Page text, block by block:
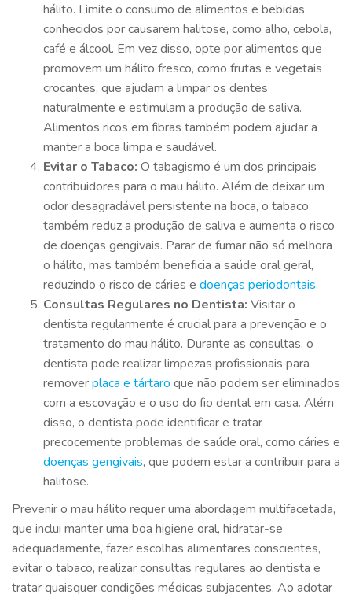
hálito. Limite o consumo de alimentos e bebidas
conhecidos por causarem halitose, como alho, cebola,
café e álcool. Em vez disso, opte por alimentos que
promovem um hálito fresco, como frutas e vegetais
crocantes, que ajudam a limpar os dentes
naturalmente e estimulam a produção de saliva.
Alimentos ricos em fibras também podem ajudar a
manter a boca limpa e saudável.
Evitar o Tabaco: O tabagismo é um dos principais
contribuidores para o mau hálito. Além de deixar um
odor desagradável persistente na boca, o tabaco
também reduz a produção de saliva e aumenta o risco
de doenças gengivais. Parar de fumar não só melhora
o hálito, mas também beneficia a saúde oral geral,
reduzindo o risco de cáries e doenças periodontais.
Consultas Regulares no Dentista: Visitar o
dentista regularmente é crucial para a prevenção e o
tratamento do mau hálito. Durante as consultas, o
dentista pode realizar limpezas profissionais para
removerplaca e tártaro que não podem ser eliminados
com a escovação e o uso do fio dental em casa. Além
disso, o dentista pode identificar e tratar
precocemente problemas de saúde oral, como cáries e
doenças gengivais, que podem estar a contribuir para a
halitose.
Prevenir o mau hálito requer uma abordagem multifacetada,
que inclui manter uma boa higiene oral, hidratar-se
adequadamente, fazer escolhas alimentares conscientes,
evitar o tabaco, realizar consultas regulares ao dentista e
tratar quaisquer condições médicas subjacentes. Ao adotar